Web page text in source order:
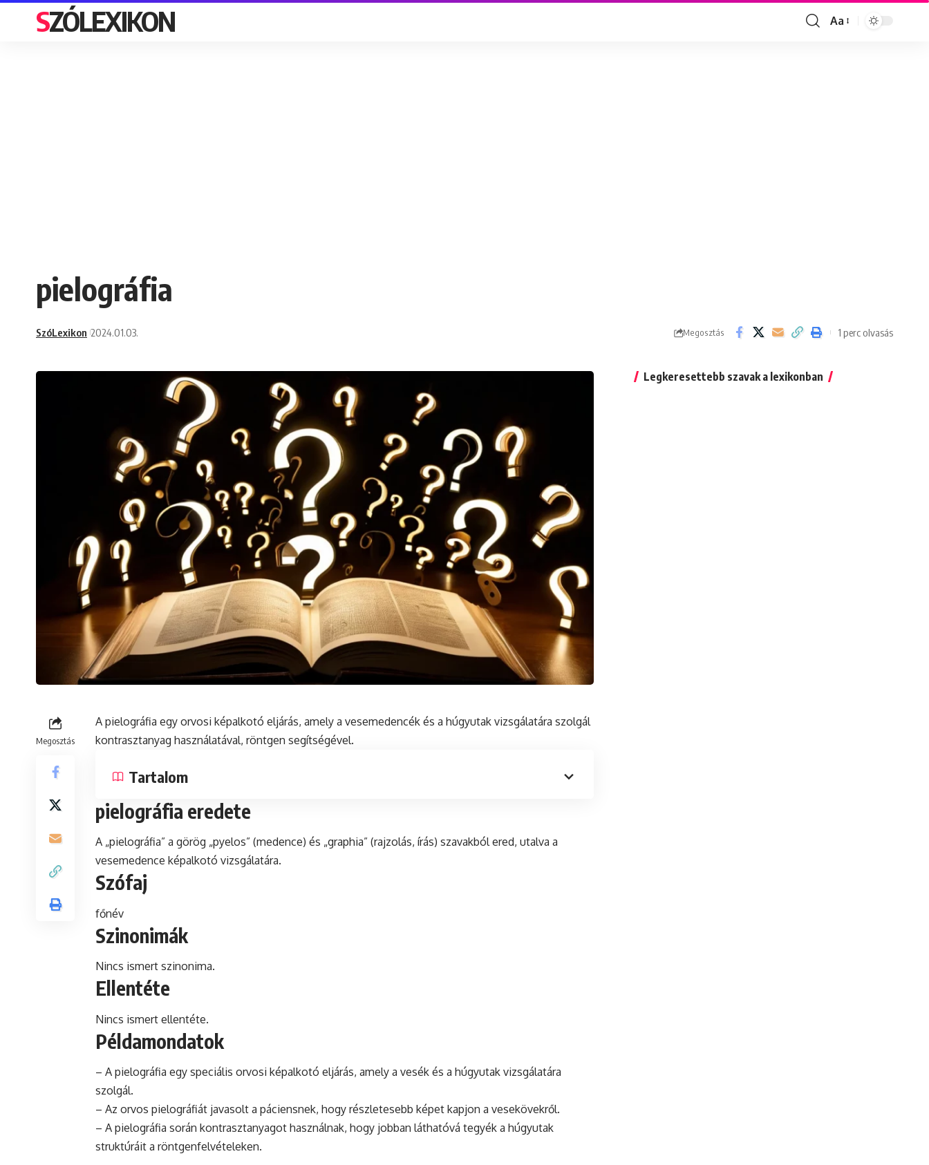
SZÓLEXIKON
Font
Aa
pielográfia
SzóLexikon 2024.01.03. Megosztás 1 perc olvasás
Megosztás
A pielográfia egy orvosi képalkotó eljárás, amely a vesemedencék és a húgyutak vizsgálatára szolgál
kontrasztanyag használatával, röntgen segítségével.
Tartalom
pielográfia eredete
A „pielográfia” a görög „pyelos” (medence) és „graphia” (rajzolás, írás) szavakból ered, utalva a
vesemedence képalkotó vizsgálatára.
Szófaj
főnév
Szinonimák
Nincs ismert szinonima.
Ellentéte
Nincs ismert ellentéte.
Példamondatok
– A pielográfia egy speciális orvosi képalkotó eljárás, amely a vesék és a húgyutak vizsgálatára
szolgál.
– Az orvos pielográfiát javasolt a páciensnek, hogy részletesebb képet kapjon a vesekövekről.
– A pielográfia során kontrasztanyagot használnak, hogy jobban láthatóvá tegyék a húgyutak
struktúráit a röntgenfelvételeken.
Legkeresettebb szavak a lexikonban